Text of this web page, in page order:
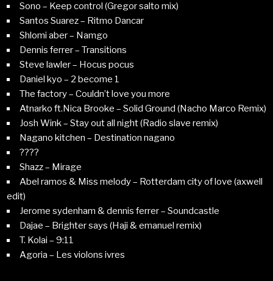
Sono – Keep control (Gregor salto mix)
Santos Suarez – Ritmo Dancar
Shlomi aber – Namgo
Dennis ferrer – Transitions
Steve lawler – Hocus pocus
Daniel kyo – 2 become 1
The factory – Couldn’t love you more
Atnarko ft.Nica Brooke – Solid Ground (Nacho Marco Remix)
Josh Wink – Stay out all night (Radio slave remix)
Nagano kitchen – Destination nagano
????
Shazz – Mirage
Abel ramos & Miss melody – Rotterdam city of love (axwell
edit)
Jerome sydenham & dennis ferrer – Soundcastle
Dajae – Brighter says (Haji & emanuel remix)
T. Kolai – 9:11
Agoria – Les violons ivres